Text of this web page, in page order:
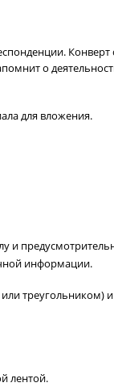
о
для вложения.
и
информации.
треугольником)
лентой.